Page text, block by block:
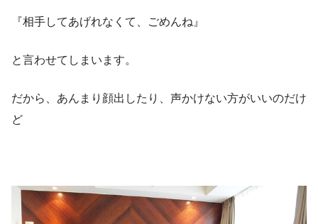
『相手してあげれなくて、ごめんね』
と言わせてしまいます。
だから、あんまり顔出したり、声かけない方がいいのだけ
ど